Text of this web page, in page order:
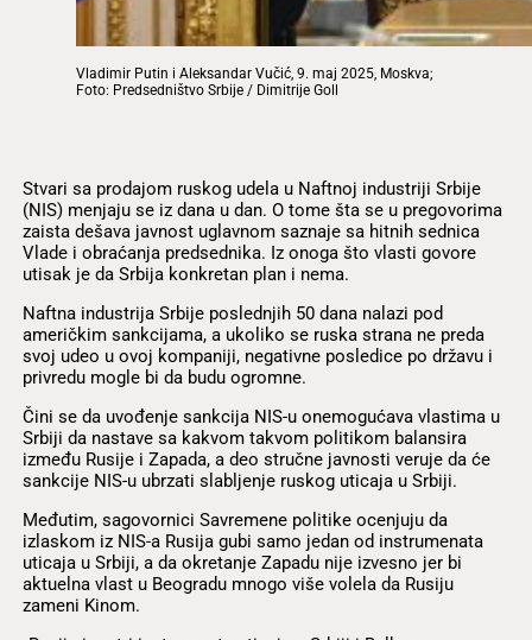
Vladimir Putin i Aleksandar Vučić, 9. maj 2025, Moskva;
Foto: Predsedništvo Srbije / Dimitrije Goll
Stvari sa prodajom ruskog udela u Naftnoj industriji Srbije
(NIS) menjaju se iz dana u dan. O tome šta se u pregovorima
zaista dešava javnost uglavnom saznaje sa hitnih sednica
Vlade i obraćanja predsednika. Iz onoga što vlasti govore
utisak je da Srbija konkretan plan i nema.
Naftna industrija Srbije poslednjih 50 dana nalazi pod
američkim sankcijama, a ukoliko se ruska strana ne preda
svoj udeo u ovoj kompaniji, negativne posledice po državu i
privredu mogle bi da budu ogromne.
Čini se da uvođenje sankcija NIS-u onemogućava vlastima u
Srbiji da nastave sa kakvom takvom politikom balansira
između Rusije i Zapada, a deo stručne javnosti veruje da će
sankcije NIS-u ubrzati slabljenje ruskog uticaja u Srbiji.
Međutim, sagovornici Savremene politike ocenjuju da
izlaskom iz NIS-a Rusija gubi samo jedan od instrumenata
uticaja u Srbiji, a da okretanje Zapadu nije izvesno jer bi
aktuelna vlast u Beogradu mnogo više volela da Rusiju
zameni Kinom.